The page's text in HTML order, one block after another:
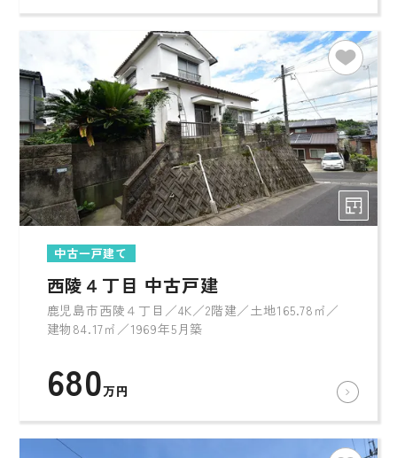
中古一戸建て
西陵４丁目 中古戸建
鹿児島市西陵４丁目／4K／2階建／土地165.78㎡／
建物84.17㎡／1969年5月築
680万円